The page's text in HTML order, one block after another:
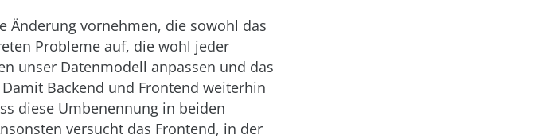
Änderung vornehmen, die sowohl das
Probleme auf, die wohl jeder
unser Datenmodell anpassen und das
Backend und Frontend weiterhin
diese Umbenennung in beiden
versucht das Frontend, in der